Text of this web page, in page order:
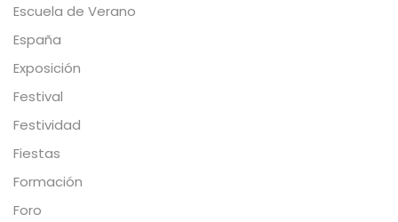
Escuela de Verano
España
Exposición
Festival
Festividad
Fiestas
Formación
Foro